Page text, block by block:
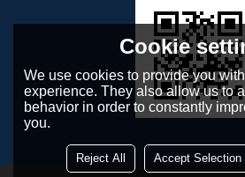
Cookie
We use cookies to provide you
experience. They also allow us to
behavior in order to constantly
you.
Reject All Accept Selection